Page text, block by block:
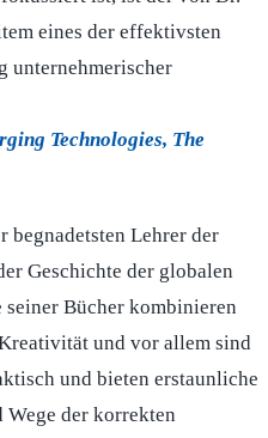
eines der effektivsten
unternehmerischer
Technologies, The
begnadetsten Lehrer der
Geschichte der globalen
Bücher kombinieren
und vor allem sind
und bieten erstaunliche
der korrekten